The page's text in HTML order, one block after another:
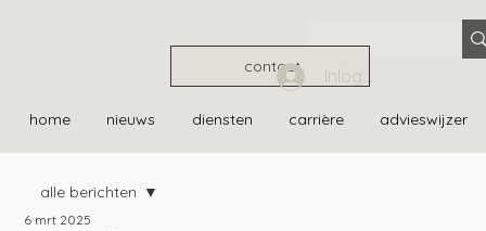
contact
home nieuws diensten carrière advieswijzer
Inloggen
alle berichten
6 mrt 2025